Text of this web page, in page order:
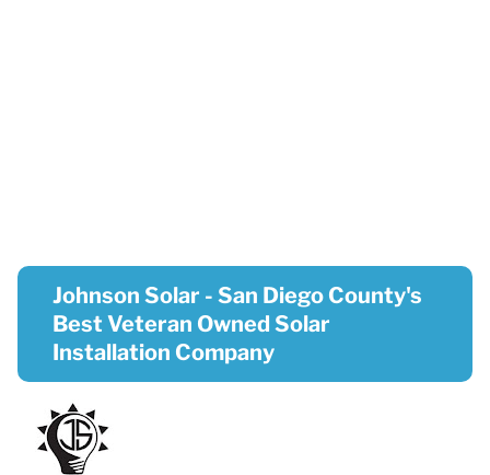
Johnson Solar - San Diego County's
Best Veteran Owned Solar
Installation Company